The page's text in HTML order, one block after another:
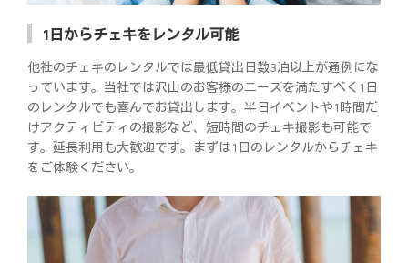
1日からチェキをレンタル可能
他社のチェキのレンタルでは最低貸出日数3泊以上が通例にな
っています。当社では沢山のお客様のニーズを満たすべく1日
のレンタルでも喜んでお貸出します。半日イベントや1時間だ
けアクティビティの撮影など、短時間のチェキ撮影も可能で
す。延長利用も大歓迎です。まずは1日のレンタルからチェキ
をご体験ください。